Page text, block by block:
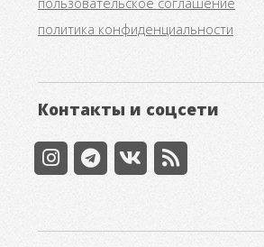
политика конфиденциальности
Контакты и соцсети